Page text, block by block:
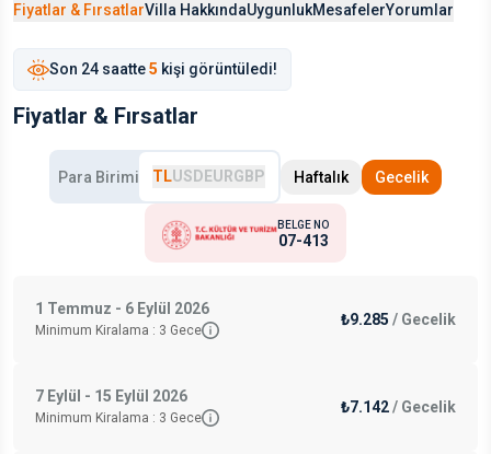
Fiyatlar & FırsatlarVilla HakkındaUygunlukMesafelerYorumlar
Son 24 saatte5 kişi görüntüledi!
Fiyatlar & Fırsatlar
Para Birimi TLUSD EURGBP Haftalık Gecelik
BELGE NO
07-413
1 Temmuz - 6 Eylül 2026
Minimum Kiralama : 3 Gece
₺9.285 / Gecelik
7 Eylül - 15 Eylül 2026
Minimum Kiralama : 3 Gece
₺7.142/ Gecelik